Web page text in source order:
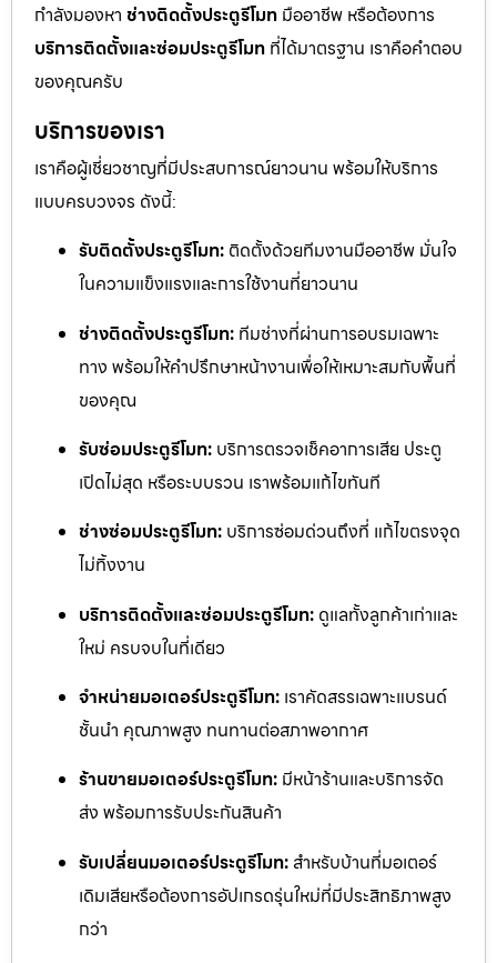
กำลังมองหา ช่างติดตั้งประตูรีโมท มืออาชีพ หรือต้องการ
บริการติดตั้งและซ่อมประตูรีโมท ที่ได้มาตรฐาน เราคือคำตอบ
ของคุณครับ
บริการของเรา
เราคือผู้เชี่ยวชาญที่มีประสบการณ์ยาวนาน พร้อมให้บริการ
แบบครบวงจร ดังนี้:
รับติดตั้งประตูรีโมท: ติดตั้งด้วยทีมงานมืออาชีพ มั่นใจ
ในความแข็งแรงและการใช้งานที่ยาวนาน
ช่างติดตั้งประตูรีโมท: ทีมช่างที่ผ่านการอบรมเฉพาะ
ทาง พร้อมให้คำปรึกษาหน้างานเพื่อให้เหมาะสมกับพื้นที่
ของคุณ
รับซ่อมประตูรีโมท: บริการตรวจเช็คอาการเสีย ประตู
เปิดไม่สุด หรือระบบรวน เราพร้อมแก้ไขทันที
ช่างซ่อมประตูรีโมท: บริการซ่อมด่วนถึงที่ แก้ไขตรงจุด
ไม่ทิ้งงาน
บริการติดตั้งและซ่อมประตูรีโมท: ดูแลทั้งลูกค้าเก่าและ
ใหม่ ครบจบในที่เดียว
จำหน่ายมอเตอร์ประตูรีโมท: เราคัดสรรเฉพาะแบรนด์
ชั้นนำ คุณภาพสูง ทนทานต่อสภาพอากาศ
ร้านขายมอเตอร์ประตูรีโมท: มีหน้าร้านและบริการจัด
ส่ง พร้อมการรับประกันสินค้า
รับเปลี่ยนมอเตอร์ประตูรีโมท: สำหรับบ้านที่มอเตอร์
เดิมเสียหรือต้องการอัปเกรดรุ่นใหม่ที่มีประสิทธิภาพสูง
กว่า